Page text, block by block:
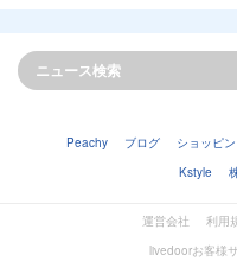
Peachy ブログ ショッピ
Kstyle
運営会社 利用
livedoorお客様